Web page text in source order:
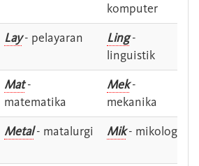
komputer
Lay- pelayaran Ling-
linguistik
Mat-
matematika
Mek-
mekanika
Metal- matalurgi Mik- mikologi